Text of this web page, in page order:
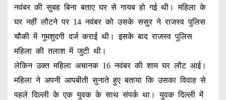
नवंबर की सुबह बिना बताए घर से गायब हो गई थी। महिला के
घर नहीं लौटने पर 14 नवंबर को उसके ससुर ने राजस्व पुलिस
चौकी में गुमशुदगी दर्ज कराई थी। इसके बाद राजस्व पुलिस
महिला की तलाश में जुटी थी।
लेकिन उक्त महिला अचानक 16 नवंबर की शाम घर लौट आई।
महिला ने अपनी आपबीती सुनाते हुए बताया कि उसका विवाह से
पहले दिल्ली के एक युवक के साथ संपर्क था। युवक दिल्ली में